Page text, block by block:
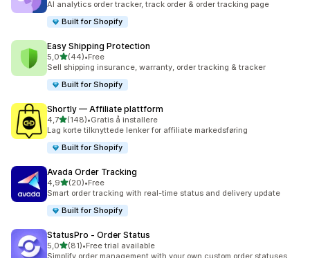
AI analytics order tracker, track order & order tracking page
Built for Shopify
Easy Shipping Protection
5,0av 5 stjerner
(44)
Totalt 44 omtaler
•Free
Sell shipping insurance, warranty, order tracking & tracker
Built for Shopify
Shortly — Affiliate plattform
4,7av 5 stjerner
(148)
Totalt 148 omtaler
•Gratis å installere
Lag korte tilknyttede lenker for affiliate markedsføring
Built for Shopify
Avada Order Tracking
4,9av 5 stjerner
(20)
Totalt 20 omtaler
•Free
Smart order tracking with real-time status and delivery update
Built for Shopify
StatusPro ‑ Order Status
5,0av 5 stjerner
(81)
Totalt 81 omtaler
•Free trial available
Simplify order management with your own custom order statuses